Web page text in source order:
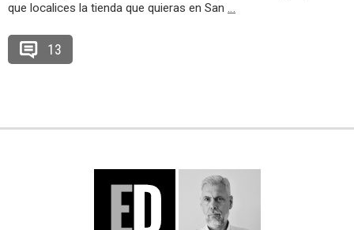
que localices la tienda que quieras en San …
13